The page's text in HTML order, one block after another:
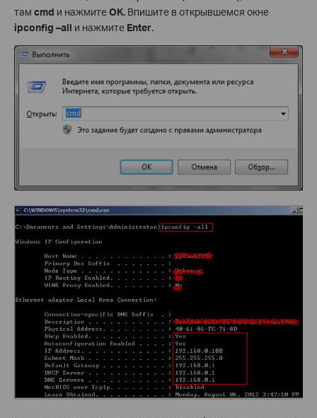
там cmd и нажмитеOK. Впишите в открывшемся окне
ipconfig –all и нажмите Enter.